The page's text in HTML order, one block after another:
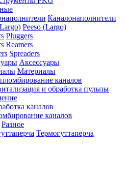
Каналонаполнители
Peeso (Largo)
Pluggers
Reamers
Spreaders
Аксессуары
Материалы
каналов
и обработка пульпы
каналов
каналов
Разное
Термогуттаперча